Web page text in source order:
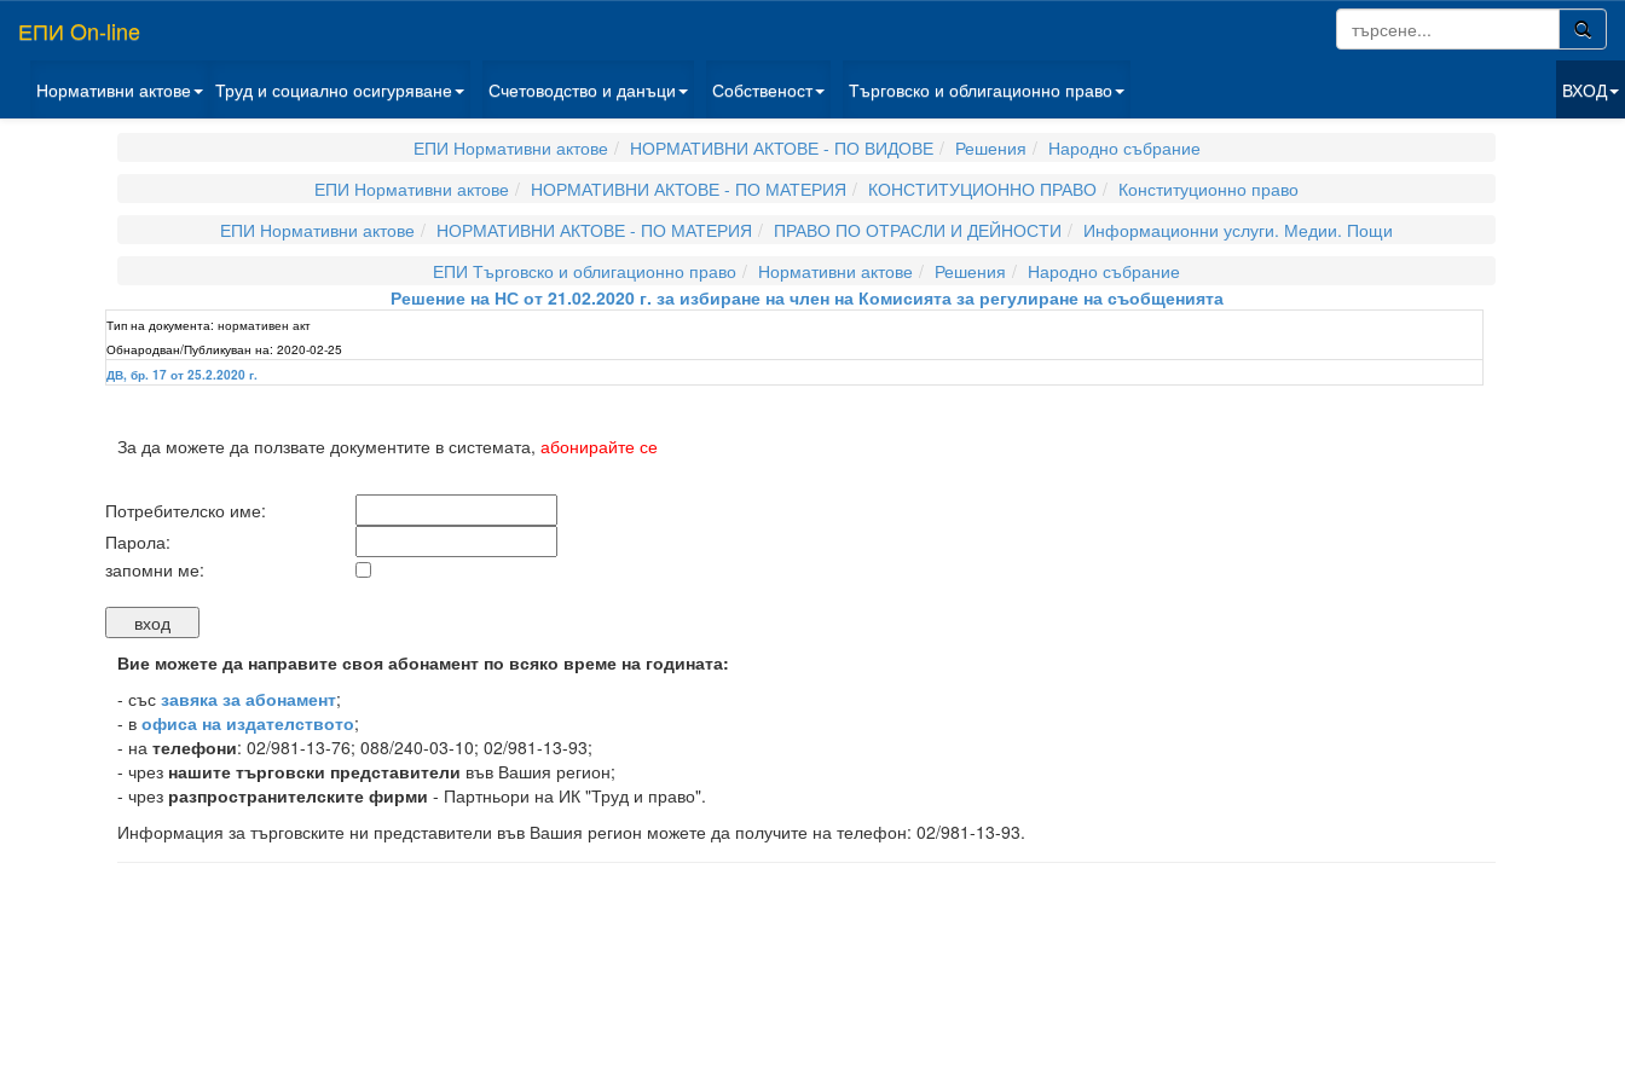
ЕПИ On-line
Нормативни актове Труд и социално осигуряване Счетоводство и данъци Собственост Търговско и облигационно право ВХОД
ЕПИ Нормативни актове НОРМАТИВНИ АКТОВЕ - ПО ВИДОВЕ Решения
Народно събрание
ЕПИ Нормативни актове
НОРМАТИВНИ АКТОВЕ - ПО МАТЕРИЯ КОНСТИТУЦИОННО ПРАВО
Конституционно право
ЕПИ Нормативни актове
НОРМАТИВНИ АКТОВЕ - ПО МАТЕРИЯ ПРАВО ПО ОТРАСЛИ И ДЕЙНОСТИ
Информационни услуги. Медии. Пощи
ЕПИ Търговско и облигационно право
Нормативни актове Решения
Народно събрание
Решение на НС от 21.02.2020 г. за избиране на член на Комисията за регулиране на съобщенията
Тип на документа: нормативен акт
Обнародван/Публикуван на: 2020-02-25
ДВ, бр. 17 от 25.2.2020 г.
За да можете да ползвате документите в системата, абонирайте се
Потребителско име:
Парола:
запомни ме:
Вие можете да направите своя абонамент по всяко време на годината:
- със завяка за абонамент;
- в офиса на издателството;
- на телефони: 02/981-13-76; 088/240-03-10; 02/981-13-93;
- чрез нашите търговски представители във Вашия регион;
- чрез разпространителските фирми - Партньори на ИК "Труд и право".
Информация за търговските ни представители във Вашия регион можете да получите на телефон: 02/981-13-93.